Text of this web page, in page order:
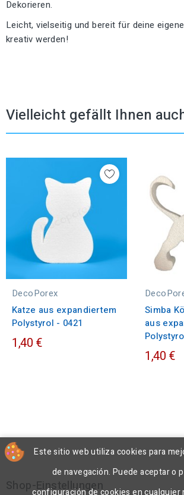
Dekorieren.
Leicht, vielseitig und bereit für deine
kreativ werden!
Vielleicht gefällt Ihnen
DecoPorex
Katze aus expandiertem
Polystyrol - 0421
1,40 €
Simba
aus
1,40 €
Shop-Einstellungen
Este sitio web utiliza cookies para
de navegación. Puede aceptar o
configuración de cookies en cualquier